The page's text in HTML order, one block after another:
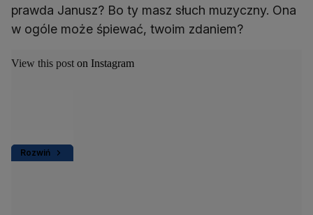
prawda Janusz? Bo ty masz słuch muzyczny. Ona
w ogóle może śpiewać, twoim zdaniem?
Rozwiń
View this post on Instagram